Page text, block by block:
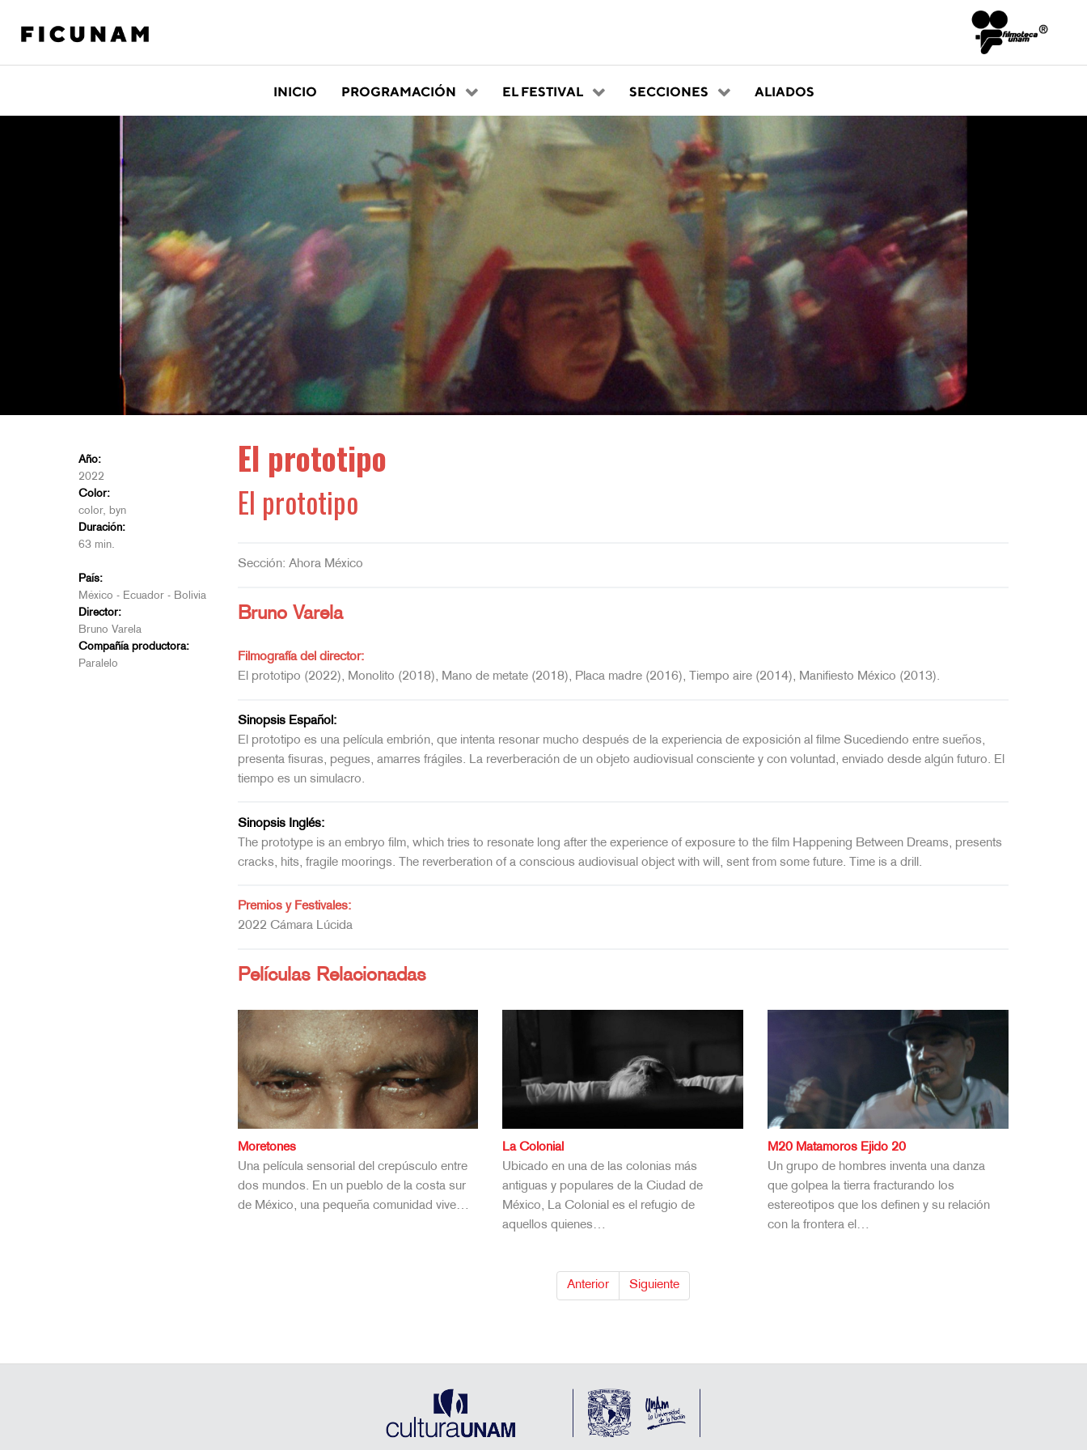
INICIO PROGRAMACIÓN EL FESTIVAL SECCIONES ALIADOS
Año:
2022
Color:
color, byn
Duración:
63 min.
País:
México - Ecuador - Bolivia
Director:
Bruno Varela
Compañía productora:
Paralelo
El prototipo
El prototipo
Sección: Ahora México
Bruno Varela
Filmografía del director:
El prototipo (2022), Monolito (2018), Mano de metate (2018), Placa madre (2016), Tiempo aire (2014), Manifiesto México (2013).
Sinopsis Español:
El prototipo es una película embrión, que intenta resonar mucho después de la experiencia de exposición al filme Sucediendo entre sueños,
presenta fisuras, pegues, amarres frágiles. La reverberación de un objeto audiovisual consciente y con voluntad, enviado desde algún futuro. El
tiempo es un simulacro.
Sinopsis Inglés:
The prototype is an embryo film, which tries to resonate long after the experience of exposure to the film Happening Between Dreams, presents
cracks, hits, fragile moorings. The reverberation of a conscious audiovisual object with will, sent from some future. Time is a drill.
Premios y Festivales:
2022 Cámara Lúcida
Películas Relacionadas
Moretones
Una película sensorial del crepúsculo entre
dos mundos. En un pueblo de la costa sur
de México, una pequeña comunidad vive…
La Colonial
Ubicado en una de las colonias más
antiguas y populares de la Ciudad de
México, La Colonial es el refugio de
aquellos quienes…
M20 Matamoros Ejido 20
Un grupo de hombres inventa una danza
que golpea la tierra fracturando los
estereotipos que los definen y su relación
con la frontera el…
Anterior Siguiente